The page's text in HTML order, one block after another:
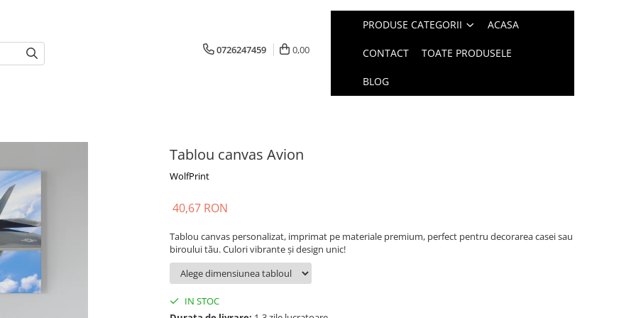
0726247459 0,00
PRODUSE CATEGORII ACASA
CONTACT TOATE PRODUSELE
BLOG
Tablou canvas Avion
WolfPrint
40,67 RON
Tablou canvas personalizat, imprimat pe materiale premium, perfect pentru decorarea casei sau
biroului tău. Culori vibrante și design unic!
IN STOC